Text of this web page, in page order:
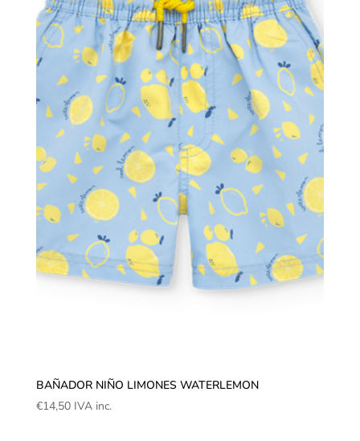
BAÑADOR NIÑO LIMONES WATERLEMON
€14,50 IVA inc.